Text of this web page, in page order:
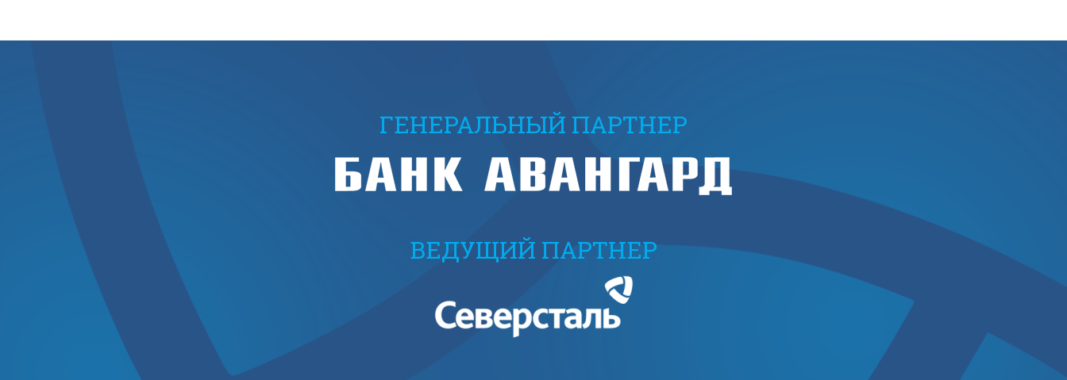
ГЕНЕРАЛЬНЫЙ ПАРТНЕР
ВЕДУЩИЙ ПАРТНЕР